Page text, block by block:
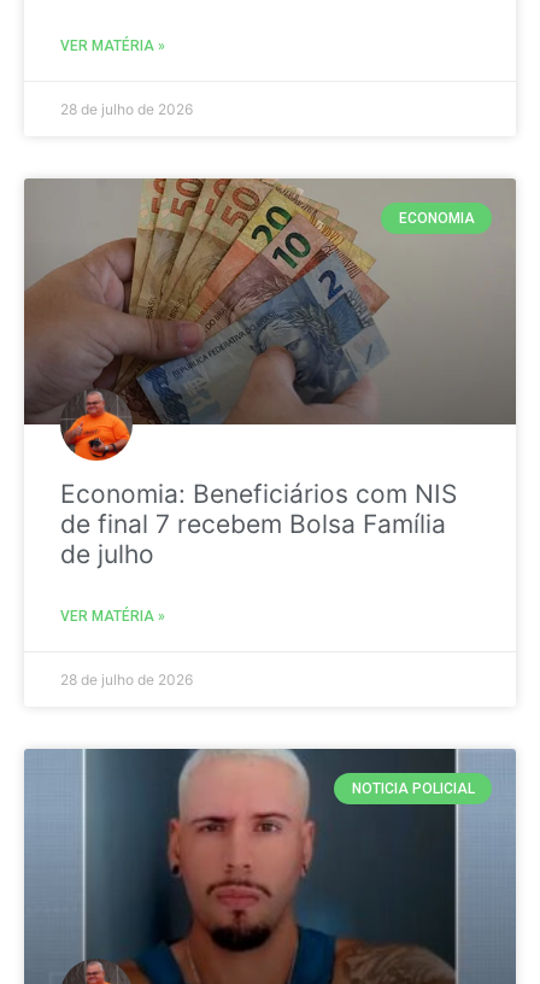
VER MATÉRIA »
28 de julho de 2026
ECONOMIA
Economia: Beneficiários com NIS
de final 7 recebem Bolsa Família
de julho
VER MATÉRIA »
28 de julho de 2026
NOTICIA POLICIAL